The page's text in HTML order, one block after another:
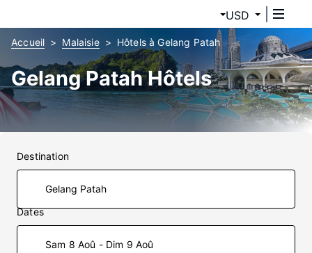
USD
Accueil Malaisie Hôtels à Gelang Patah
Gelang Patah Hôtels
Destination
Dates
Sam 8 Aoû - Dim 9 Aoû